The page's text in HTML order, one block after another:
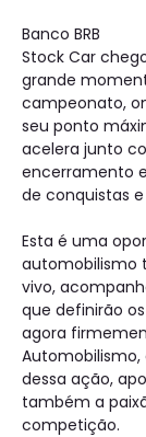
Banco BRB
Stock Car
grande
campeonato,
seu ponto
acelera junto
encerramento
de conquistas
Esta é uma
automobilismo
vivo,
que definirão
agora
dessa ação,
também a
competição.